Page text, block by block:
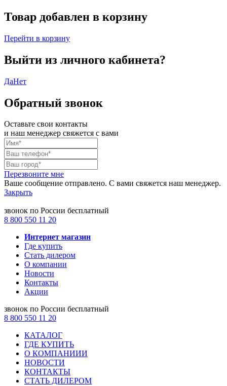
Товар добавлен в корзину
Перейти в корзину
Выйти из личного кабинета?
ДаНет
Обратный звонок
Оставьте свои контакты
и наш менеджер свяжется с вами
Перезвоните мне
Ваше сообщение отправлено. С вами свяжется наш менеджер.
Закрыть
звонок по России бесплатный
8 800 550 11 20
Интернет магазин
Где купить
Стать дилером
О компании
Новости
Контакты
Акции
звонок по России бесплатный
8 800 550 11 20
КАТАЛОГ
ГДЕ КУПИТЬ
О КОМПАНИИИ
НОВОСТИ
КОНТАКТЫ
СТАТЬ ДИЛЕРОМ